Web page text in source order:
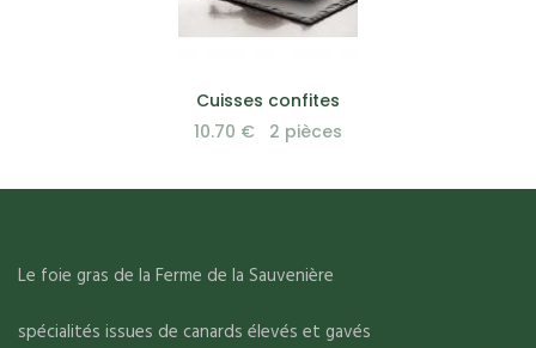
VOIR EN DÉTAIL
Cuisses confites
10.70 € 2 pièces
Le foie gras de la Ferme de la Sauvenière
spécialités issues de canards élevés et gavés